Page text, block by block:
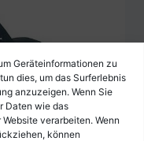
Geräteinformationen zu
dies, um das Surferlebnis
anzuzeigen. Wenn Sie
Daten wie das
verarbeiten. Wenn
können